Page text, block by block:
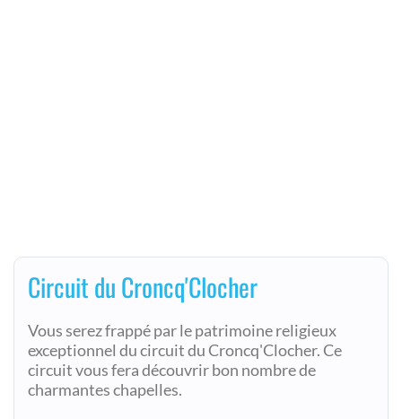
Circuit du Croncq'Clocher
Vous serez frappé par le patrimoine religieux
exceptionnel du circuit du Croncq'Clocher. Ce
circuit vous fera découvrir bon nombre de
charmantes chapelles.